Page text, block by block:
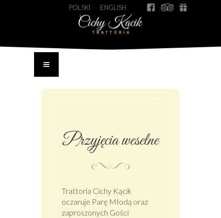
POLSKI ENGLISH
Przyjęcia weselne
Trattoria Cichy Kącik
oczaruje Parę Młodą oraz
zaproszonych Gości